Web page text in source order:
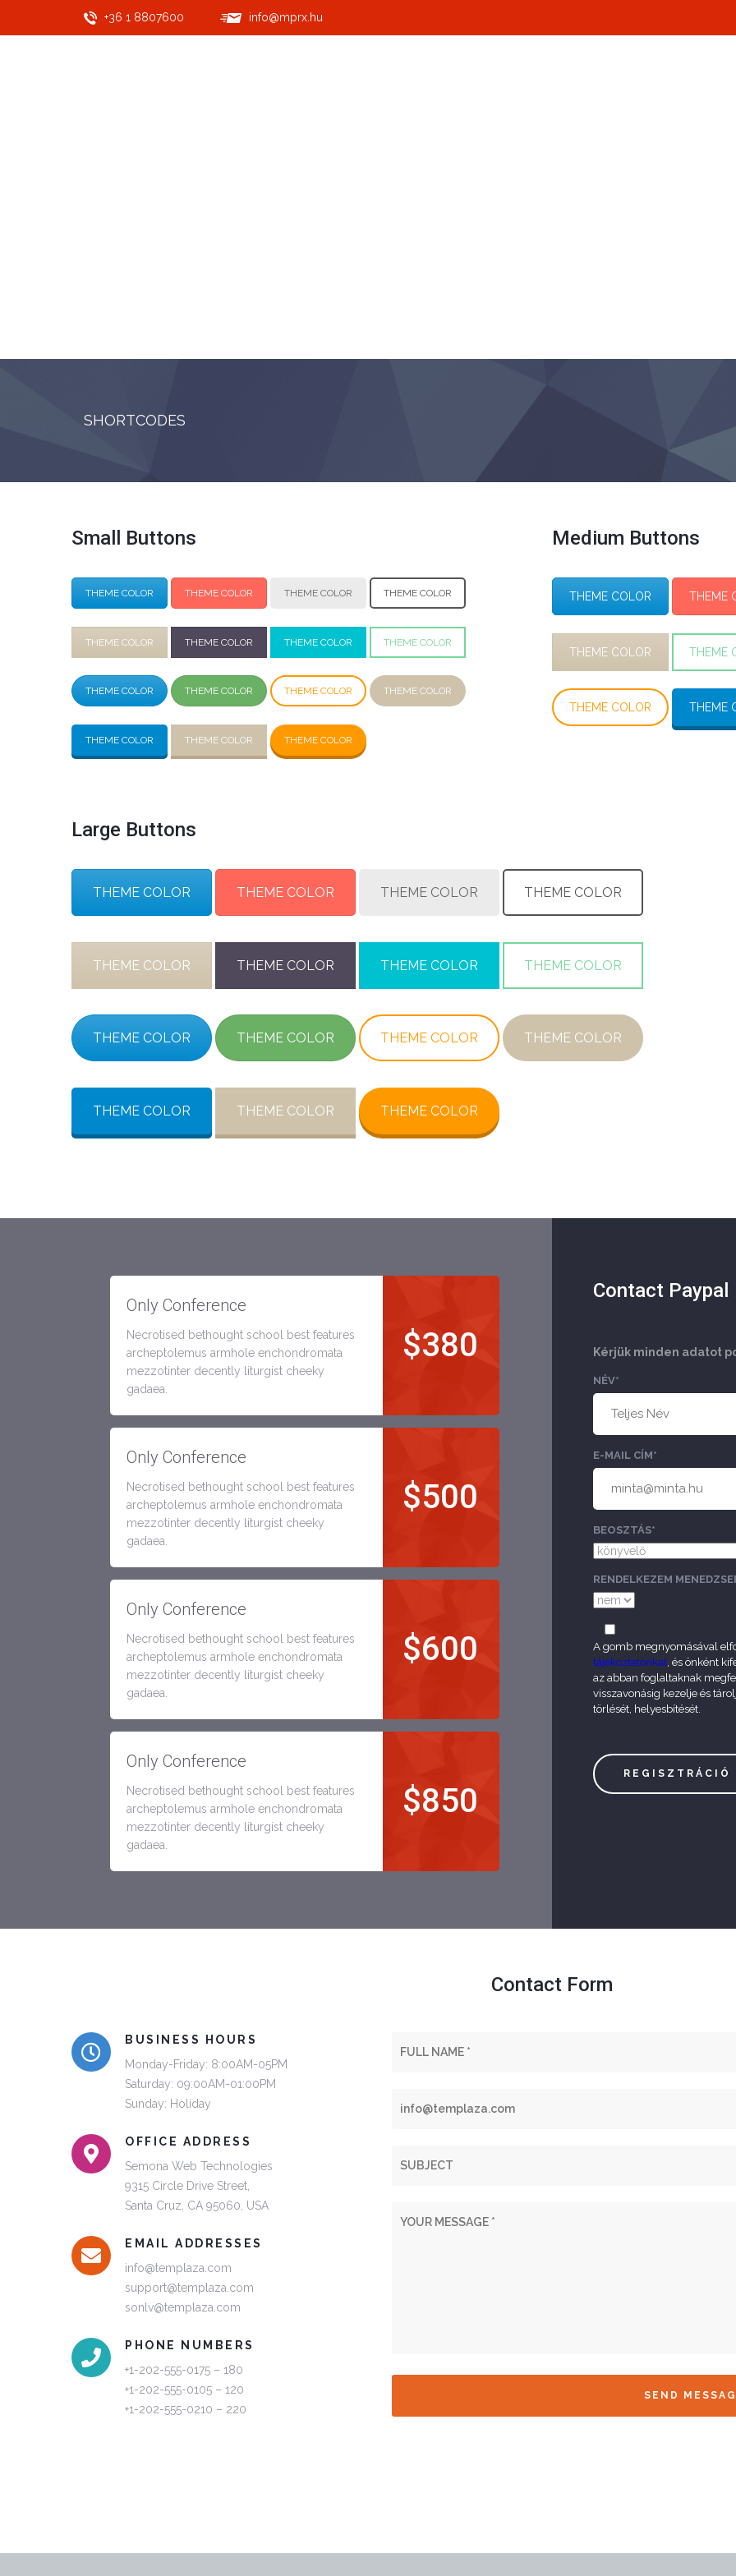
+36 1 8807600 info@mprx.hu
SHORTCODES
Small Buttons
THEME COLOR THEME COLOR THEME COLOR THEME COLOR
THEME COLOR THEME COLOR THEME COLOR THEME COLOR
THEME COLOR THEME COLOR THEME COLOR THEME COLOR
THEME COLOR THEME COLOR THEME COLOR
Medium Buttons
THEME COLOR THEME
THEME COLOR THEME
THEME COLOR THEME
Large Buttons
THEME COLOR THEME COLOR THEME COLOR THEME COLOR
THEME COLOR THEME COLOR THEME COLOR THEME COLOR
THEME COLOR THEME COLOR THEME COLOR THEME COLOR
THEME COLOR THEME COLOR THEME COLOR
Only Conference
Necrotised bethought school best features
archeptolemus armhole enchondromata
mezzotinter decently liturgist cheeky
gadaea.
$380
Only Conference
Necrotised bethought school best features
archeptolemus armhole enchondromata
mezzotinter decently liturgist cheeky
gadaea.
$500
Only Conference
Necrotised bethought school best features
archeptolemus armhole enchondromata
mezzotinter decently liturgist cheeky
gadaea.
$600
Only Conference
Necrotised bethought school best features
archeptolemus armhole enchondromata
mezzotinter decently liturgist cheeky
gadaea.
$850
Contact Paypal
Kérjük minden adatot
NÉV*
E-MAIL CÍM*
BEOSZTÁS*
RENDELKEZEM
A gomb megnyomásával
tájékoztatónkat , és önként
az abban foglaltaknak
visszavonásig kezelje és
törlését, helyesbítését.
Contact Form
BUSINESS HOURS
Monday-Friday: 8:00AM-05PM
Saturday: 09:00AM-01:00PM
Sunday: Holiday
OFFICE ADDRESS
Semona Web Technologies
9315 Circle Drive Street,
Santa Cruz, CA 95060, USA
EMAIL ADDRESSES
info@templaza.com
support@templaza.com
sonlv@templaza.com
PHONE NUMBERS
+1-202-555-0175 – 180
+1-202-555-0105 – 120
+1-202-555-0210 – 220